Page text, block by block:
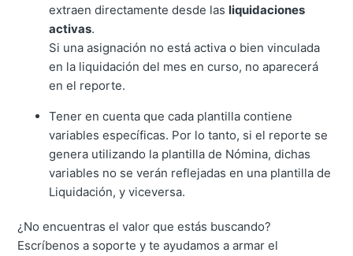
extraen directamente desde las liquidaciones
activas.
Si una asignación no está activa o bien vinculada
en la liquidación del mes en curso, no aparecerá
en el reporte.
Tener en cuenta que cada plantilla contiene
variables específicas. Por lo tanto, si el reporte se
genera utilizando la plantilla de Nómina, dichas
variables no se verán reflejadas en una plantilla de
Liquidación, y viceversa.
¿No encuentras el valor que estás buscando?
Escríbenos a soporte y te ayudamos a armar el